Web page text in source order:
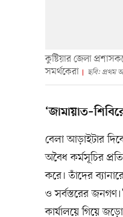
কুষ্টিয়ার জেলা
সমর্থকেরা
ছবি: প্রথম
বেলা আড়াইটার
অবৈধ কর্মসূচির
করে। তাঁদের
ও সর্বস্তরের
কার্যালয়ে গিয়ে